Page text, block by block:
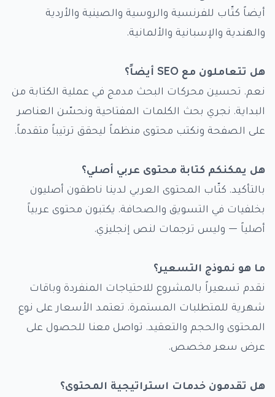
أيضاً كتّاب للفرنسية والروسية والصينية والأردية
والهندية والإسبانية والألمانية.
هل تتعاملون مع SEO أيضاً؟
نعم. تحسين محركات البحث مدمج في عملية الكتابة من
البداية. نجري بحث الكلمات المفتاحية ونحسّن العناصر
على الصفحة ونكتب محتوى منظماً ليحقق ترتيباً متقدماً.
هل يمكنكم كتابة محتوى عربي أصلي؟
بالتأكيد. كتّاب المحتوى العربي لدينا ناطقون أصليون
بخلفيات في التسويق والصحافة. يكتبون محتوى عربياً
أصلياً — وليس ترجمات لنص إنجليزي.
ما هو نموذج التسعير؟
نقدم تسعيراً بالمشروع للاحتياجات المنفردة وباقات
شهرية للمتطلبات المستمرة. تعتمد الأسعار على نوع
المحتوى والحجم والتعقيد. تواصل معنا للحصول على
عرض سعر مخصص.
هل تقدمون خدمات استراتيجية المحتوى؟